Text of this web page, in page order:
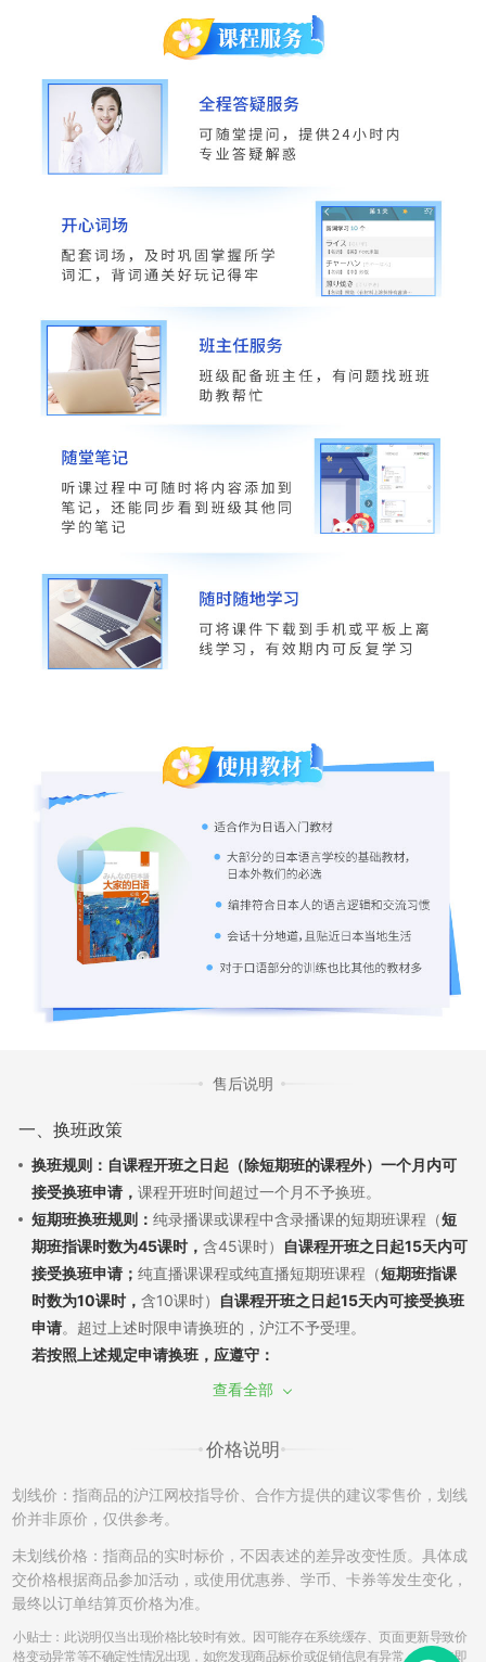
售后说明
一、换班政策
换班规则：自课程开班之日起（除短期班的课程外）一个月内可
接受换班申请， 课程开班时间超过一个月不予换班。
短期班换班规则： 纯录播课或课程中含录播课的短期班课程（短
期班指课时数为45课时， 含45课时）
自课程开班之日起15天内可
接受换班申请； 纯直播课课程或纯直播短期班课程（短期班指课
时数为10课时， 含10课时）
自课程开班之日起15天内可接受换班
申请。超过上述时限申请换班的，沪江不予受理。
若按照上述规定申请换班，应遵守：
（1）换班需经过学员申请和沪江审批，换班差价需遵循现行售后
录，可申请换班至该课程的其他班级，差价不退不补。
（2）如产生课程换班，开通课程时使用消耗的学习卡/优惠券将
不能再次使用，亦不能在置换的班级中进行抵扣课程费用。
（3）开通的课程只有一次换班机会，已申请并成功更换的课程不
再接受换班申请。另外，成功换班后的课程，不再享有申请退班
的权利。例如A课程-->B课程，B课程不能再次申请更换和退班。
的班级，根据学员的需要申请，沪江可提供差额部分费用对应的
查看全部
价格说明
划线价：指商品的沪江网校指导价、合作方提供的建议零售价，划线
价并非原价，仅供参考。
未划线价格：指商品的实时标价，不因表述的差异改变性质。具体成
交价格根据商品参加活动，或使用优惠券、学币、卡券等发生变化，
最终以订单结算页价格为准。
小贴士：此说明仅当出现价格比较时有效。因可能存在系统缓存、页面更新导致价
格变动异常等不确定性情况出现，如您发现商品标价或促销信息有异常，请您立即